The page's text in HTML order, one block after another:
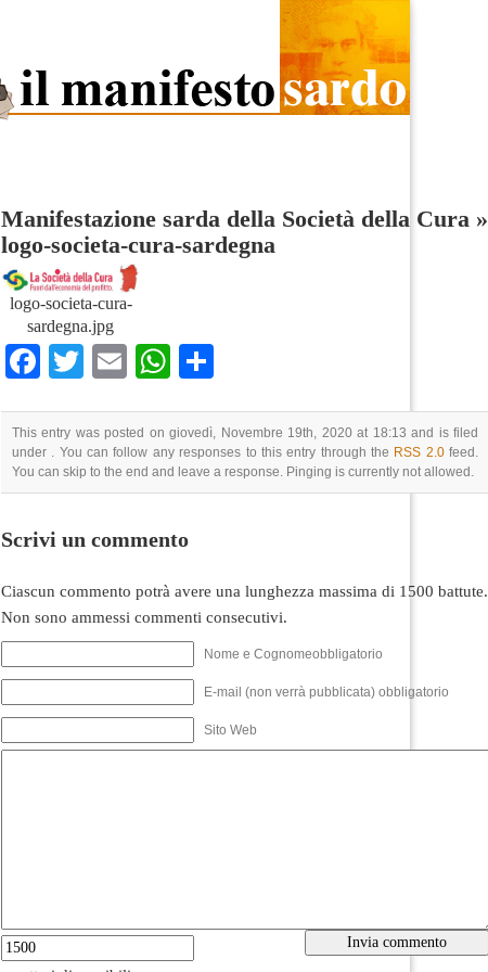
Manifestazione sarda della Società della Cura »
logo-societa-cura-sardegna
logo-societa-cura-
sardegna.jpg
Facebook
Twitter
EmailWhatsApp
This entry was posted on giovedì, Novembre 19th, 2020 at 18:13 and is filed
under . You can follow any responses to this entry through the RSS 2.0feed.
You can skip to the end and leave a response. Pinging is currently not allowed.
Scrivi un commento
Ciascun commento potrà avere una lunghezza massima di 1500 battute.
Non sono ammessi commenti consecutivi.
Nome e Cognomeobbligatorio
E-mail (non verrà pubblicata) obbligatorio
Sito Web